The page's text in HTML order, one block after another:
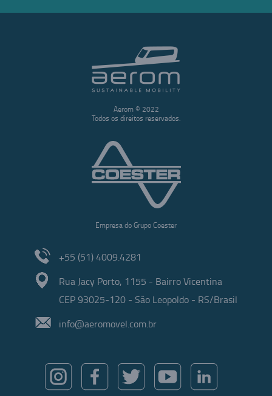
Aerom © 2022
Todos os direitos reservados.
Empresa do Grupo Coester
+55 (51) 4009.4281
Rua Jacy Porto, 1155 - Bairro Vicentina
CEP 93025-120 - São Leopoldo - RS/Brasil
info@aeromovel.com.br